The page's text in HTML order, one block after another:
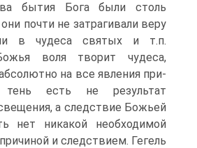
бытия Бога были столь
почти не затрагива­ли веру
в чудеса святых и т.п.
воля творит чудеса,
на все явления при­
есть не результат
а след­ствие Божьей
нет никакой необходимой
и следствием. Гегель